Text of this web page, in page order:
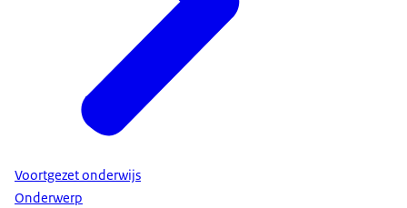
Voortgezet onderwijs
Onderwerp